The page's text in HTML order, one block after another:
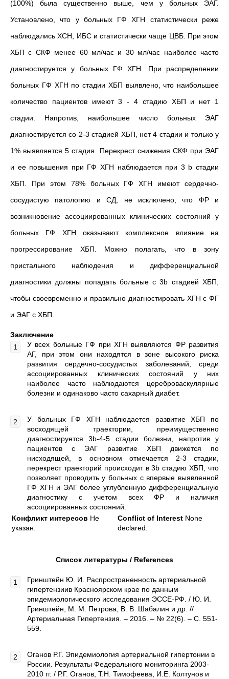
(100%) была существенно выше, чем у больных ЭАГ.
Установлено, что у больных ГФ ХГН статистически реже
наблюдались ХСН, ИБС и статистически чаще ЦВБ. При этом
ХБП с СКФ менее 60 мл/час и 30 мл/час наиболее часто
диагностируется у больных ГФ ХГН. При распределении
больных ГФ ХГН по стадии ХБП выявлено, что наибольшее
количество пациентов имеют 3 - 4 стадию ХБП и нет 1
стадии. Напротив, наибольшее число больных ЭАГ
диагностируется со 2-3 стадией ХБП, нет 4 стадии и только у
1% выявляется 5 стадия. Перекрест снижения СКФ при ЭАГ
и ее повышения при ГФ ХГН наблюдается при 3 b стадии
ХБП. При этом 78% больных ГФ ХГН имеют сердечно-
сосудистую патологию и СД, не исключено, что ФР и
возникновение ассоциированных клинических состояний у
больных ГФ ХГН оказывают комплексное влияние на
прогрессирование ХБП. Можно полагать, что в зону
пристального наблюдения и дифференциальной
диагностики должны попадать больные с 3b стадией ХБП,
чтобы своевременно и правильно диагностировать ХГН с ФГ
и ЭАГ с ХБП.
Заключение
У всех больные ГФ при ХГН выявляются ФР развития
АГ, при этом они находятся в зоне высокого риска
развития сердечно-сосудистых заболеваний, среди
ассоциированных клинических состояний у них
наиболее часто наблюдаются цереброваскулярные
болезни и одинаково часто сахарный диабет.
У больных ГФ ХГН наблюдается развитие ХБП по
восходящей траектории, преимущественно
диагностируется 3b-4-5 стадии болезни, напротив у
пациентов с ЭАГ развитие ХБП движется по
нисходящей, в основном отмечается 2-3 стадии,
перекрест траекторий происходит в 3b cтадию ХБП, что
позволяет проводить у больных с впервые выявленной
ГФ ХГН и ЭАГ более углубленную дифференциальную
диагностику с учетом всех ФР и наличия
ассоциированных состояний.
Конфликт интересов Не
указан.
Conflict of Interest None
declared.
Список литературы / References
Гринштейн Ю. И. Распространенность артериальной
гипертензиив Красноярском крае по данным
эпидемиологического исследования ЭССЕ-РФ. / Ю. И.
Гринштейн, М. М. Петрова, В. В. Шабалин и др. //
Артериальная Гипертензия. – 2016. – № 22(6). – С. 551-
559.
Оганов Р.Г. Эпидемиология артериальной гипертонии в
России. Результаты Федерального мониторинга 2003-
2010 гг. / Р.Г. Оганов, Т.Н. Тимофеева, И.Е. Колтунов и